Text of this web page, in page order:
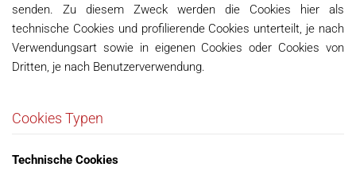
senden. Zu diesem Zweck werden die Cookies hier als
technische Cookies und profilierende Cookies unterteilt, je nach
Verwendungsart sowie in eigenen Cookies oder Cookies von
Dritten, je nach Benutzerverwendung.
Cookies Typen
Technische Cookies